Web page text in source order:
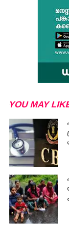
YOU MAY